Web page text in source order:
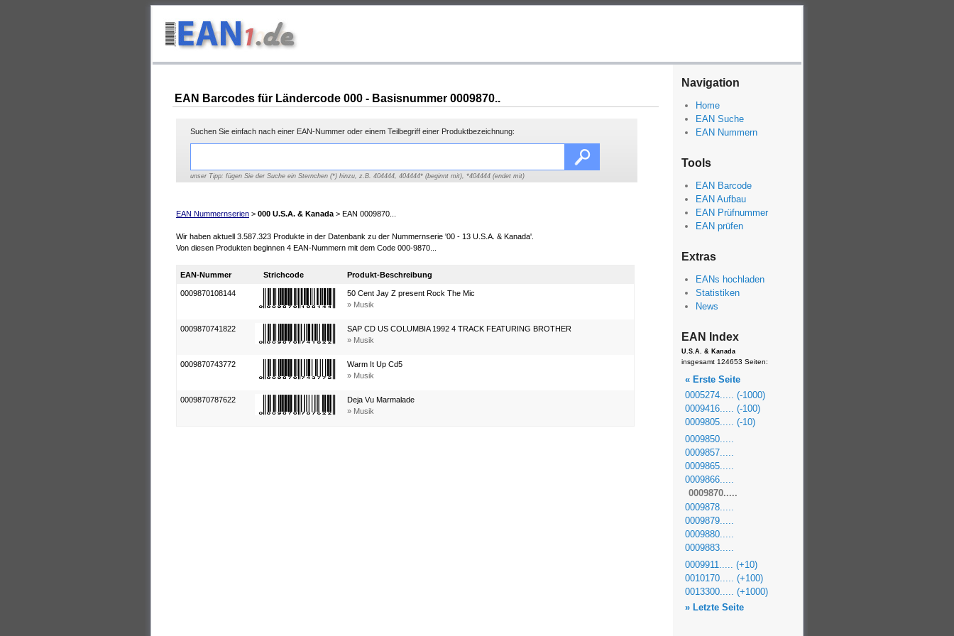
EAN Barcodes für Ländercode 000 - Basisnummer 0009870..
Suchen Sie einfach nach einer EAN-Nummer oder einem Teilbegriff einer Produktbezeichnung:
unser Tipp: fügen Sie der Suche ein Sternchen (*) hinzu, z.B. 404444, 404444* (beginnt mit), *404444 (endet mit)
EAN Nummernserien > 000 U.S.A. & Kanada > EAN 0009870...
Wir haben aktuell 3.587.323 Produkte in der Datenbank zu der Nummernserie '00 - 13 U.S.A. & Kanada'.
Von diesen Produkten beginnen 4 EAN-Nummern mit dem Code 000-9870...
EAN-Nummer Strichcode Produkt-Beschreibung
0009870108144
50 Cent Jay Z present Rock The Mic
» Musik
0009870741822
SAP CD US COLUMBIA 1992 4 TRACK FEATURING BROTHER
» Musik
0009870743772
Warm It Up Cd5
» Musik
0009870787622
Deja Vu Marmalade
» Musik
Navigation
Home
EAN Suche
EAN Nummern
Tools
EAN Barcode
EAN Aufbau
EAN Prüfnummer
EAN prüfen
Extras
EANs hochladen
Statistiken
News
EAN Index
U.S.A. & Kanada
insgesamt 124653 Seiten:
« Erste Seite
0005274..... (-1000)
0009416..... (-100)
0009805..... (-10)
0009850.....
0009857.....
0009865.....
0009866.....
0009870.....
0009878.....
0009879.....
0009880.....
0009883.....
0009911..... (+10)
0010170..... (+100)
0013300..... (+1000)
» Letzte Seite